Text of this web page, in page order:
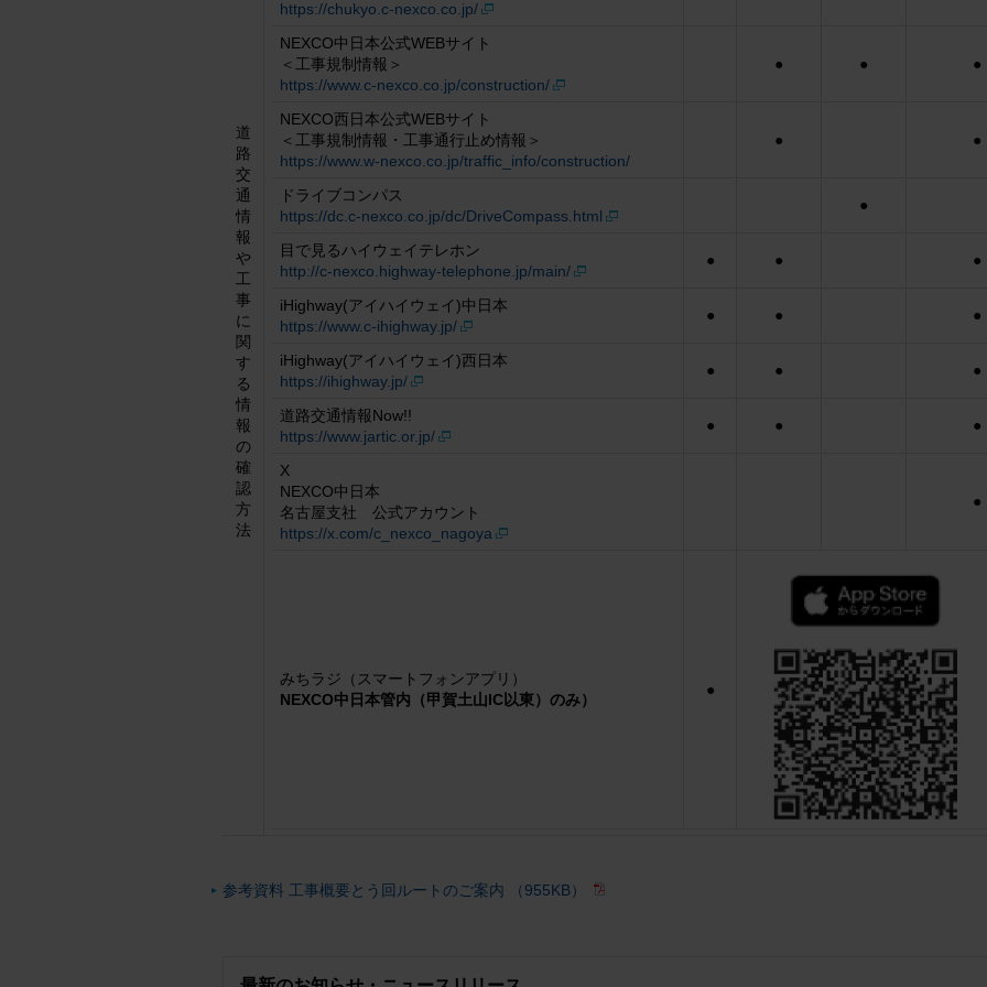
道
路
交
通
情
報
や
工
事
に
関
す
る
情
報
の
確
認
方
法
https://chukyo.c-nexco.co.jp/
NEXCO中日本公式WEBサイト
＜工事規制情報＞
https://www.c-nexco.co.jp/construction/
● ● ●
NEXCO西日本公式WEBサイト
＜工事規制情報・工事通行止め情報＞
https://www.w-nexco.co.jp/traffic_info/construction/
● ●
ドライブコンパス
https://dc.c-nexco.co.jp/dc/DriveCompass.html
●
目で見るハイウェイテレホン
http://c-nexco.highway-telephone.jp/main/
● ● ●
iHighway(アイハイウェイ)中日本
https://www.c-ihighway.jp/
● ● ●
iHighway(アイハイウェイ)西日本
https://ihighway.jp/
● ● ●
道路交通情報Now!!
https://www.jartic.or.jp/
● ● ●
X
NEXCO中日本
名古屋支社 公式アカウント
https://x.com/c_nexco_nagoya
●
みちラジ（スマートフォンアプリ）
NEXCO中日本管内（甲賀土山IC以東）のみ）
●
参考資料 工事概要とう回ルートのご案内 （955KB）